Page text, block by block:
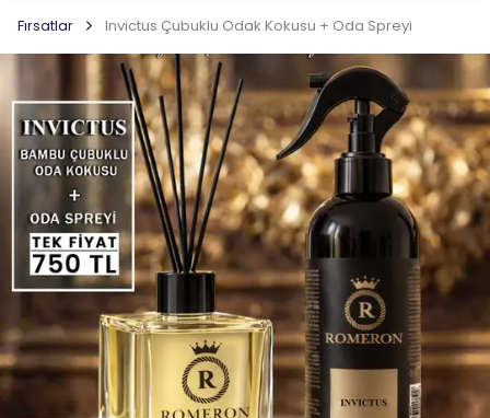
Fırsatlar Invictus Çubuklu Odak Kokusu + Oda Spreyi